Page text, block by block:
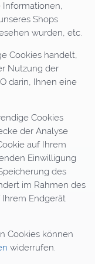
Shops
wurden, etc.
Cookies handelt,
Nutzung der
darin, Ihnen eine
Cookies
der Analyse
auf Ihrem
Einwilligung
des
im Rahmen des
Ihrem Endgerät
Cookies können
widerrufen.